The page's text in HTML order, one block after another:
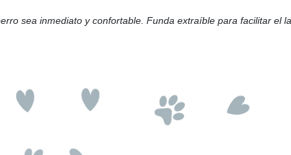
sea inmediato y confortable. Funda extraíble para facilitar el